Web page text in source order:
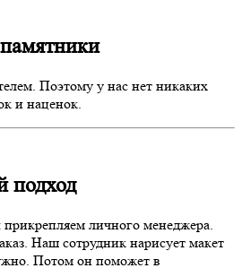
Поэтому у нас нет никаких
и наценок.
подход
личного менеджера.
Наш сотрудник нарисует макет
Потом он поможет в